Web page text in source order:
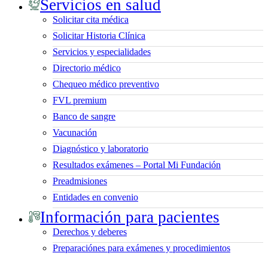
Servicios en salud
Solicitar cita médica
Solicitar Historia Clínica
Servicios y especialidades
Directorio médico
Chequeo médico preventivo
FVL premium
Banco de sangre
Vacunación
Diagnóstico y laboratorio
Resultados exámenes – Portal Mi Fundación
Preadmisiones
Entidades en convenio
Información para pacientes
Derechos y deberes
Preparaciónes para exámenes y procedimientos